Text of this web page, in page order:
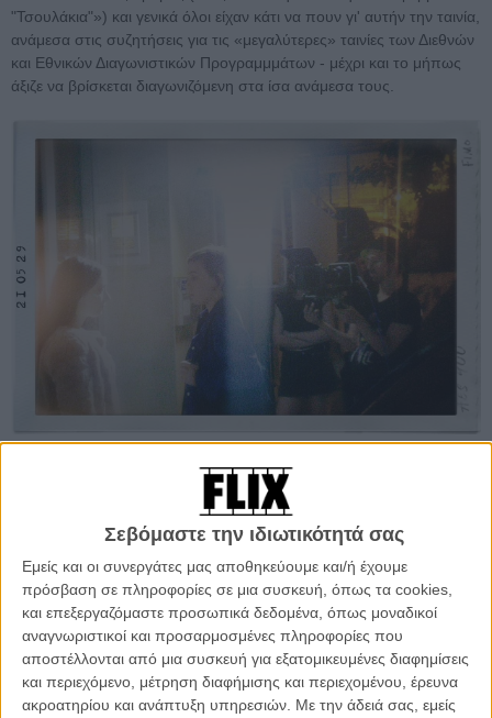
Σεβόμαστε την ιδιωτικότητά σας
Εμείς και οι συνεργάτες μας αποθηκεύουμε και/ή έχουμε
πρόσβαση σε πληροφορίες σε μια συσκευή, όπως τα cookies,
και επεξεργαζόμαστε προσωπικά δεδομένα, όπως μοναδικοί
αναγνωριστικοί και προσαρμοσμένες πληροφορίες που
αποστέλλονται από μια συσκευή για εξατομικευμένες διαφημίσεις
και περιεχόμενο, μέτρηση διαφήμισης και περιεχομένου, έρευνα
ακροατηρίου και ανάπτυξη υπηρεσιών. Με την άδειά σας, εμείς
"Τσουλάκια"») και γενικά όλοι είχαν κάτι να πουν γι' αυτήν την ταινία,
ανάμεσα στις συζητήσεις για τις «μεγαλύτερες» ταινίες των Διεθνών
και Εθνικών Διαγωνιστικών Προγραμμμάτων - μέχρι και το μήπως
άξιζε να βρίσκεται διαγωνιζόμενη στα ίσα ανάμεσα τους.
Fast forward στην τελευταια μέρα του Φεστιβάλ και στα βραβεία
όπου τα «Τσουλάκια» ξετρέλαναν δίκαια την κριτική επιτροπή των
Αργύρη Παπαδημητρόπουλου, Θέμιδας Μπαζάκα και Λένας Διβάνη,
θριάμβευσαν στην κατηγορία τους με τρία βραβεία (Καλύτερης
Ταινίας, Καλύτερης Γυναικείας Ερμηνείας και για τις δύο
πρωταγωνίστριές του και Καλύτερης Σκηνογραφίας για τις Εύα
Κουρελιά και Ελένη Σαμπρή), για να φύγουν από τη Δράμα με τη
λέξη «Τσουλάκια» απενοχοποιημένη (όπως ανέφερε εύστοχα η Λένα
Διβάνη για λογαριασμό της επιτροπής), το ηθικό και την
αυτοπεποίθηση ανεβασμένα, κυρίως γιατί, το ζητούμενο στη ζωή
και το σινεμά είναι να βρεις τη θέση σου μέσα στον μεγάλο κόσμο.